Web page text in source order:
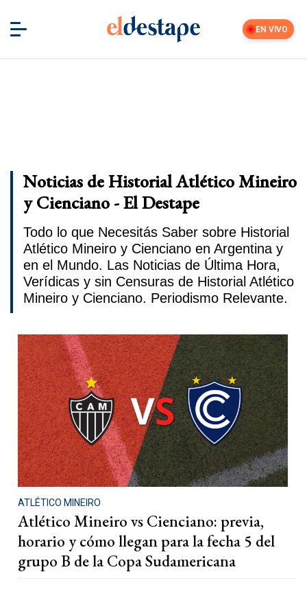
EN VIVO
Noticias de Historial Atlético Mineiro
y Cienciano - El Destape
Todo lo que Necesitás Saber sobre Historial
Atlético Mineiro y Cienciano en Argentina y
en el Mundo. Las Noticias de Última Hora,
Verídicas y sin Censuras de Historial Atlético
Mineiro y Cienciano. Periodismo Relevante.
ATLÉTICO MINEIRO
Atlético Mineiro vs Cienciano: previa,
horario y cómo llegan para la fecha 5 del
grupo B de la Copa Sudamericana